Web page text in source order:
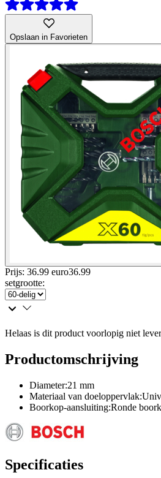
Opslaan in Favorieten
Prijs: 36.99 euro36.99
setgrootte:
Helaas is dit product voorlopig niet
Productomschrijving
Diameter:21 mm
Materiaal van
Boorkop-aansluiting:Ronde
Specificaties